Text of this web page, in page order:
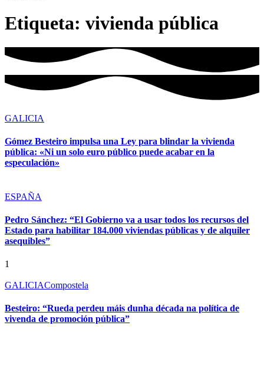
Etiqueta: vivienda pública
GALICIA
Gómez Besteiro impulsa una Ley para blindar la vivienda
pública: «Ni un solo euro público puede acabar en la
especulación»
ESPAÑA
Pedro Sánchez: “El Gobierno va a usar todos los recursos del
Estado para habilitar 184.000 viviendas públicas y de alquiler
asequibles”
1
GALICIACompostela
Besteiro: “Rueda perdeu máis dunha década na política de
vivenda de promoción pública”